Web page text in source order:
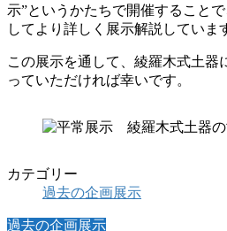
示”というかたちで開催すること
してより詳しく展示解説していま
この展示を通して、綾羅木式土器
っていただければ幸いです。
カテゴリー
過去の企画展示
過去の企画展示